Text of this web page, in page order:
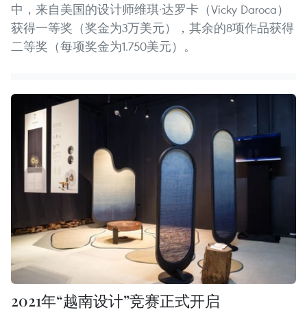
中，来自美国的设计师维琪·达罗卡（Vicky Daroca）
获得一等奖（奖金为3万美元），其余的8项作品获得
二等奖（每项奖金为1.750美元）。
2021年“越南设计”竞赛正式开启